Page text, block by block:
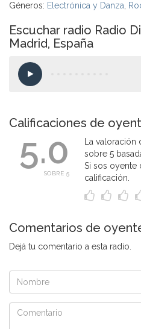
Géneros: Electrónica y Danza
Escuchar radio Radio
Madrid, España
Calificaciones de
5.0
SOBRE 5
La valoración
sobre 5
Si sos oyente
calificación.
Comentarios de
Dejá tu comentario a esta radio.